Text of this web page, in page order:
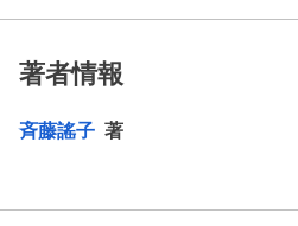
著者情報
斉藤謠子 著